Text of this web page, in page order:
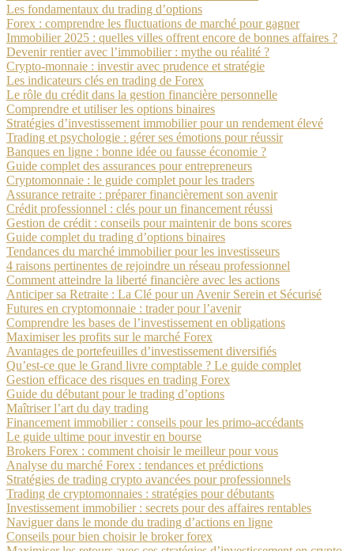
Les fondamentaux du trading d’options
Forex : comprendre les fluctuations de marché pour gagner
Immobilier 2025 : quelles villes offrent encore de bonnes affaires ?
Devenir rentier avec l’immobilier : mythe ou réalité ?
Crypto-monnaie : investir avec prudence et stratégie
Les indicateurs clés en trading de Forex
Le rôle du crédit dans la gestion financière personnelle
Comprendre et utiliser les options binaires
Stratégies d’investissement immobilier pour un rendement élevé
Trading et psychologie : gérer ses émotions pour réussir
Banques en ligne : bonne idée ou fausse économie ?
Guide complet des assurances pour entrepreneurs
Cryptomonnaie : le guide complet pour les traders
Assurance retraite : préparer financièrement son avenir
Crédit professionnel : clés pour un financement réussi
Gestion de crédit : conseils pour maintenir de bons scores
Guide complet du trading d’options binaires
Tendances du marché immobilier pour les investisseurs
4 raisons pertinentes de rejoindre un réseau professionnel
Comment atteindre la liberté financière avec les actions
Anticiper sa Retraite : La Clé pour un Avenir Serein et Sécurisé
Futures en cryptomonnaie : trader pour l’avenir
Comprendre les bases de l’investissement en obligations
Maximiser les profits sur le marché Forex
Avantages de portefeuilles d’investissement diversifiés
Qu’est-ce que le Grand livre comptable ? Le guide complet
Gestion efficace des risques en trading Forex
Guide du débutant pour le trading d’options
Maîtriser l’art du day trading
Financement immobilier : conseils pour les primo-accédants
Le guide ultime pour investir en bourse
Brokers Forex : comment choisir le meilleur pour vous
Analyse du marché Forex : tendances et prédictions
Stratégies de trading crypto avancées pour professionnels
Trading de cryptomonnaies : stratégies pour débutants
Investissement immobilier : secrets pour des affaires rentables
Naviguer dans le monde du trading d’actions en ligne
Conseils pour bien choisir le broker forex